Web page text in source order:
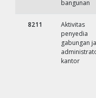
bangunan
8211
Aktivitas
penyedia
gabungan
kantor